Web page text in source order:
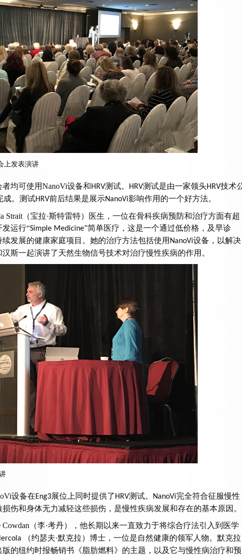
上发表演讲
均可使用NanoVi设备和HRV测试。 HRV测试是由一家领头HRV技术
成。测试HRV前后结果是展示NanoVi影响作用的一个好方法。
Strait （宝拉·斯特雷特）医生，一位在骨科疾病预防和治疗方面有超
运行“Simple Medicine”简单医疗，这是一个通过低价格，及早诊
发展的健康家庭项目。她的治疗方法包括使用 NanoVi设备，以解决
斯一起演讲了天然生物信号技术对治疗慢性疾病的作用。
设备在Eng3展位上同时提供了 HRV测试。 NanoVi完全符合征服慢性
伤和身体无力减轻这些损伤，是慢性疾病发展和存在的基本原因。
Cowdan （李·考丹），他长期以来一直致力于将综合疗法引入到医学
（约瑟夫·默克拉）博士，一位是自然健康的领军人物。默克拉
的纽约时报畅销书《脂肪燃料》的主题，以及它与慢性病治疗和预